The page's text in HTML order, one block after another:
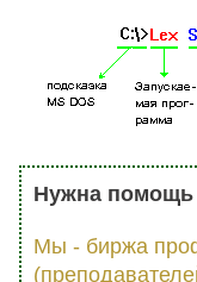
Нужна помощь
Мы - биржа